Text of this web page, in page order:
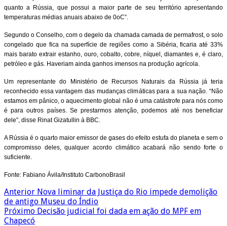
quanto a Rússia, que possui a maior parte de seu território apresentando
temperaturas médias anuais abaixo de 0oC”.
Segundo o Conselho, com o degelo da chamada camada de permafrost, o solo
congelado que fica na superfície de regiões como a Sibéria, ficaria até 33%
mais barato extrair estanho, ouro, cobalto, cobre, níquel, diamantes e, é claro,
petróleo e gás. Haveriam ainda ganhos imensos na produção agrícola.
Um representante do Ministério de Recursos Naturais da Rússia já teria
reconhecido essa vantagem das mudanças climáticas para a sua nação. “Não
estamos em pânico, o aquecimento global não é uma catástrofe para nós como
é para outros países. Se prestarmos atenção, podemos até nos beneficiar
dele”, disse Rinat Gizatullin à BBC.
A Rússia é o quarto maior emissor de gases do efeito estufa do planeta e sem o
compromisso deles, qualquer acordo climático acabará não sendo forte o
suficiente.
Fonte: Fabiano Ávila/Instituto CarbonoBrasil
Anterior Nova liminar da Justiça do Rio impede demolição
de antigo Museu do Índio
Próximo Decisão judicial foi dada em ação do MPF em
Chapecó